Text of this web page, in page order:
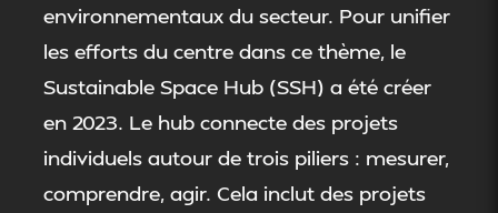
environnementaux du secteur. Pour unifier
les efforts du centre dans ce thème, le
Sustainable Space Hub (SSH) a été créer
en 2023. Le hub connecte des projets
individuels autour de trois piliers : mesurer,
comprendre, agir. Cela inclut des projets